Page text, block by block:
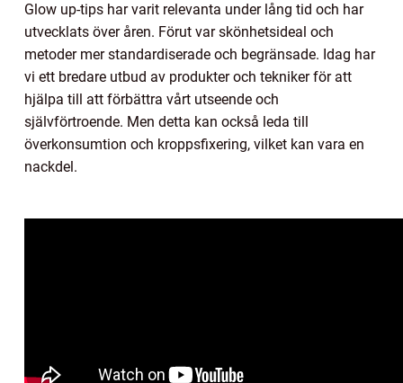
Glow up-tips har varit relevanta under lång tid och har
utvecklats över åren. Förut var skönhetsideal och
metoder mer standardiserade och begränsade. Idag har
vi ett bredare utbud av produkter och tekniker för att
hjälpa till att förbättra vårt utseende och
självförtroende. Men detta kan också leda till
överkonsumtion och kroppsfixering, vilket kan vara en
nackdel.